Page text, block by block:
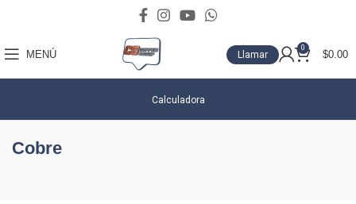
MENÚ Llamar
0
$0.00
Calculadora
Cobre